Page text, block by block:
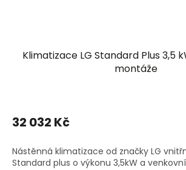
Klimatizace LG Standard Plus 3,5
montáže
32 032 Kč
Nástěnná klimatizace od značky LG
Standard plus o výkonu 3,5kW a